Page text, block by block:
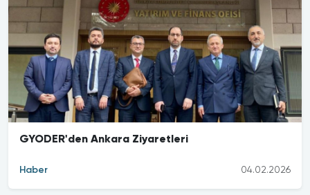
GYODER'den Ankara Ziyaretleri
Haber 04.02.2026